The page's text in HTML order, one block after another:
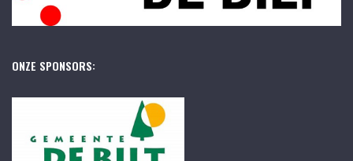
ONZE SPONSORS: